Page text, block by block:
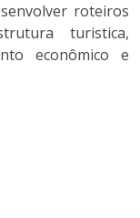
roteiros
turistica,
econômico e